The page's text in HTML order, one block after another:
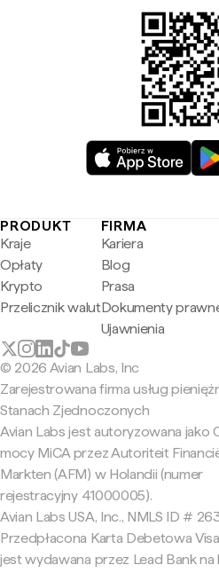
PRODUKT
Kraje
Opłaty
Krypto
Przelicznik walut
FIRMA
Kariera
Blog
Prasa
Dokumenty
Ujawnienia
© 2026 Avian Labs, Inc
Zarejestrowana firma usług
Stanach Zjednoczonych
Avian Labs jest autoryzowana jako
mocy MiCA przez Autoriteit
Markten (AFM) w Holandii (numer
rejestracyjny 41000005).
Avian Labs USA, Inc., NMLS ID #
Przedpłacona Karta Debetowa
jest wydawana przez Lead Bank na